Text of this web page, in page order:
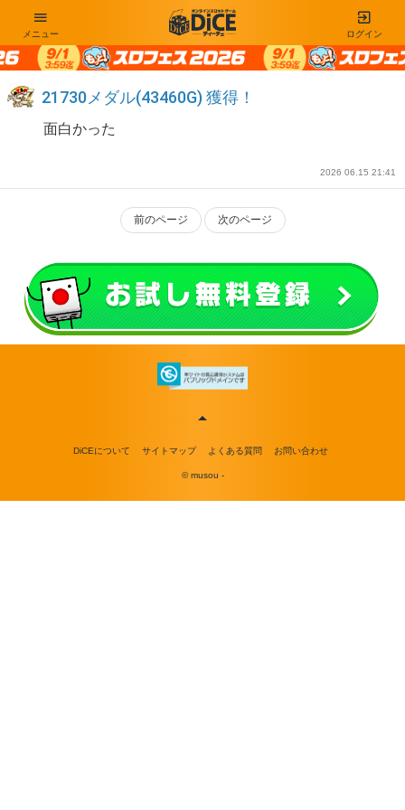
ログイン
メニュー
21730メダル(43460G) 獲得！
面白かった
2026 06.15 21:41
前のページ 次のページ
DiCEについて サイトマップ よくある質問 お問い合わせ
© musou -